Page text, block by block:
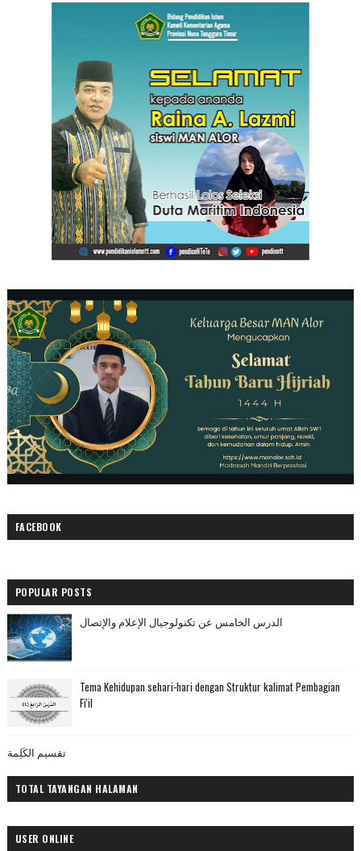
FACEBOOK
POPULAR POSTS
الدرس الخامس عن تكنولوجيال الإعلام والإتصال
Tema Kehidupan sehari-hari dengan Struktur kalimat Pembagian
Fi'il
تقسيم الكَلِمة
TOTAL TAYANGAN HALAMAN
USER ONLINE